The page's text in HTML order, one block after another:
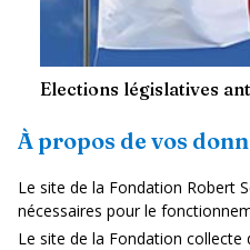
À propos de vos
Le site de la Fondation Robert
nécessaires pour le
Le site de la Fondation collecte
Elections législatives
Le 27 avril, la présidente de
travailliste, PL), a dissout la
tad-Deputati), chambre unique